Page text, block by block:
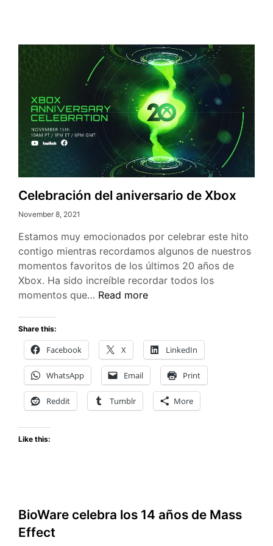
Celebración del aniversario de Xbox
November 8, 2021
Estamos muy emocionados por celebrar este hito
contigo mientras recordamos algunos de nuestros
momentos favoritos de los últimos 20 años de
Xbox. Ha sido increíble recordar todos los
momentos que… Celebración
de
Xbox
Read more
Share this:
Facebook X LinkedIn
WhatsApp Email Print
Reddit Tumblr More
Like this:
BioWare celebra los 14 años de Mass
Effect